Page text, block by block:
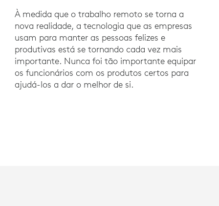
À medida que o trabalho remoto se torna a
nova realidade, a tecnologia que as empresas
usam para manter as pessoas felizes e
produtivas está se tornando cada vez mais
importante. Nunca foi tão importante equipar
os funcionários com os produtos certos para
ajudá-los a dar o melhor de si.